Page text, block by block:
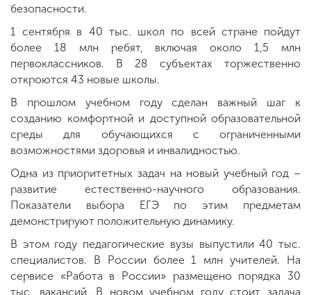
безопасности.
1 сентября в 40 тыс. школ по всей стране пойдут
более 18 млн ребят, включая около 1,5 млн
первоклассников. В 28 субъектах торжественно
откроются 43 новые школы.
В прошлом учебном году сделан важный шаг к
созданию комфортной и доступной образовательной
среды для обучающихся с ограниченными
возможностями здоровья и инвалидностью.
Одна из приоритетных задач на новый учебный год –
развитие естественно-научного образования.
Показатели выбора ЕГЭ по этим предметам
демонстрируют положительную динамику.
В этом году педагогические вузы выпустили 40 тыс.
специалистов. В России более 1 млн учителей. На
сервисе «Работа в России» размещено порядка 30
тыс. вакансий. В новом учебном году стоит задача